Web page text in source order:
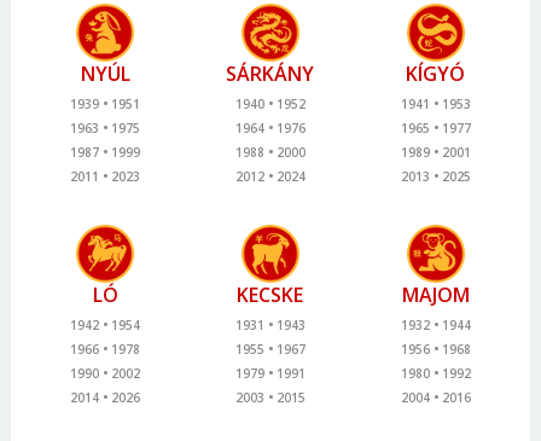
NYÚL
1939
1951
1963
1975
1987
1999
2011
2023
SÁRKÁNY
1940
1952
1964
1976
1988
2000
2012
2024
KÍGYÓ
1941
1953
1965
1977
1989
2001
2013
2025
LÓ
1942
1954
1966
1978
1990
2002
2014
2026
KECSKE
1931
1943
1955
1967
1979
1991
2003
2015
MAJOM
1932
1944
1956
1968
1980
1992
2004
2016